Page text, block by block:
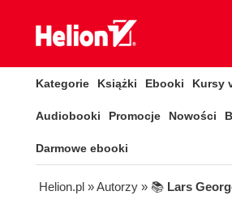
Kategorie Książki Ebooki Kursy
Audiobooki Promocje Nowości
Darmowe ebooki
Helion.pl » Autorzy » 📚 Lars